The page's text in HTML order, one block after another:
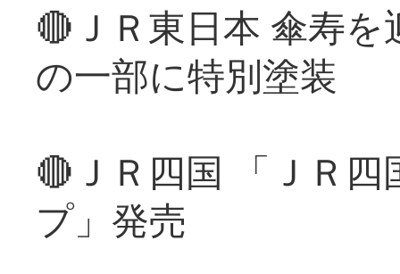
🔴ＪＲ東日本 傘寿
の一部に特別塗装
🔴ＪＲ四国 「ＪＲ
プ」発売